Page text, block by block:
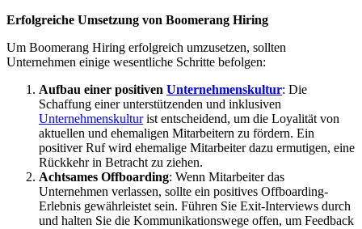
Erfolgreiche Umsetzung von Boomerang Hiring
Um Boomerang Hiring erfolgreich umzusetzen, sollten
Unternehmen einige wesentliche Schritte befolgen:
Aufbau einer positiven Unternehmenskultur: Die
Schaffung einer unterstützenden und inklusiven
Unternehmenskulturist entscheidend, um die Loyalität von
aktuellen und ehemaligen Mitarbeitern zu fördern. Ein
positiver Ruf wird ehemalige Mitarbeiter dazu ermutigen, eine
Rückkehr in Betracht zu ziehen.
Achtsames Offboarding: Wenn Mitarbeiter das
Unternehmen verlassen, sollte ein positives Offboarding-
Erlebnis gewährleistet sein. Führen Sie Exit-Interviews durch
und halten Sie die Kommunikationswege offen, um Feedback